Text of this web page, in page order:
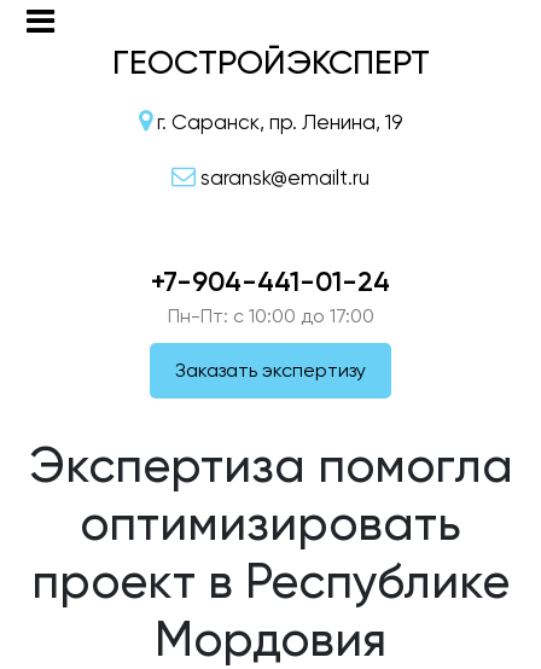
ГЕОСТРОЙЭКСПЕРТ
г. Саранск, пр. Ленина, 19
saransk@emailt.ru
+7-904-441-01-24
Пн-Пт: c 10:00 до 17:00
Заказать экспертизу
Экспертиза помогла
оптимизировать
проект в Республике
Мордовия